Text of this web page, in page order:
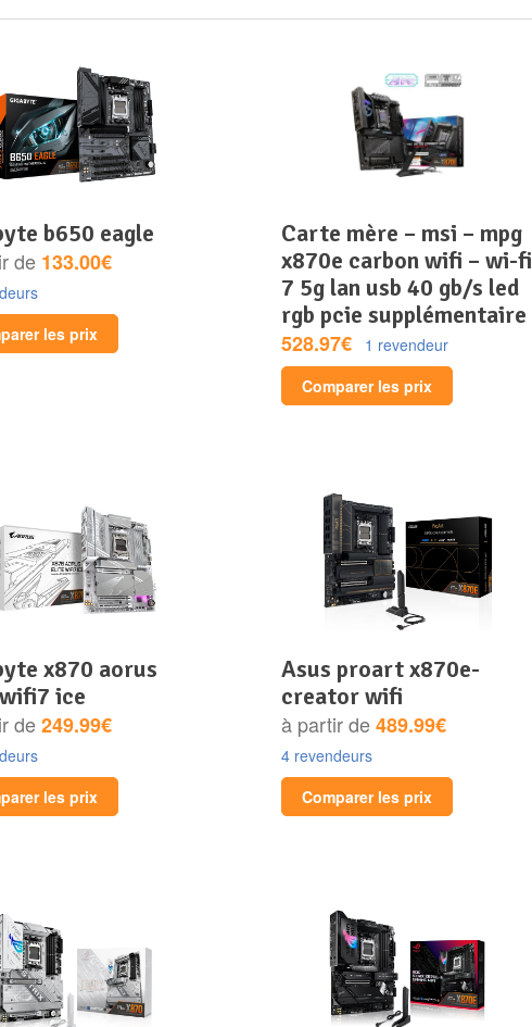
b650 eagle
de 133.00€
les prix
carte mère – msi – mpg
x870e carbon wifi – wi-fi
7 5g lan usb 40 gb/s led
rgb pcie supplémentaire
528.97€
1 revendeur
Comparer les prix
ice
de249.99€
les prix
asus proart x870e-
creator wifi
à partir de489.99€
4 revendeurs
Comparer les prix